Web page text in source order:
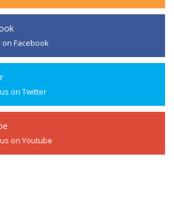
on Facebook
on Twitter
on Youtube